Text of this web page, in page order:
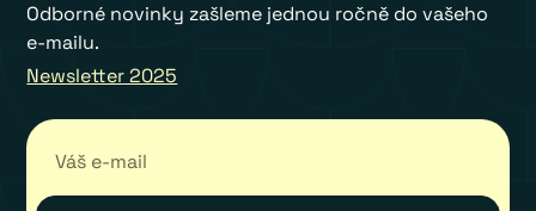
Odborné novinky zašleme jednou ročně do vašeho
e-mailu.
Newsletter 2025